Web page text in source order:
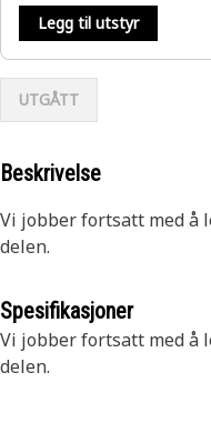
Legg til utstyr
UTGÅTT
Beskrivelse
Vi jobber fortsatt med å
delen.
Spesifikasjoner
Vi jobber fortsatt med å
delen.